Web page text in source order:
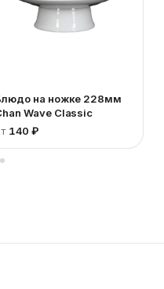
на ножке 228мм
Wave Classic
140 ₽